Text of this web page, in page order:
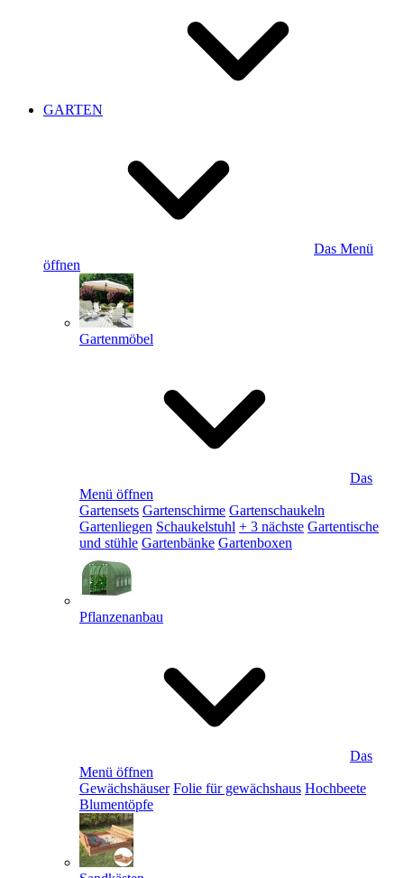
GARTEN
Das Menü
öffnen
Gartenmöbel
Das
Menü öffnen
Gartensets Gartenschirme Gartenschaukeln
Gartenliegen Schaukelstuhl + 3 nächste Gartentische
und stühle Gartenbänke Gartenboxen
Pflanzenanbau
Das
Menü öffnen
Gewächshäuser Folie für gewächshaus Hochbeete
Blumentöpfe